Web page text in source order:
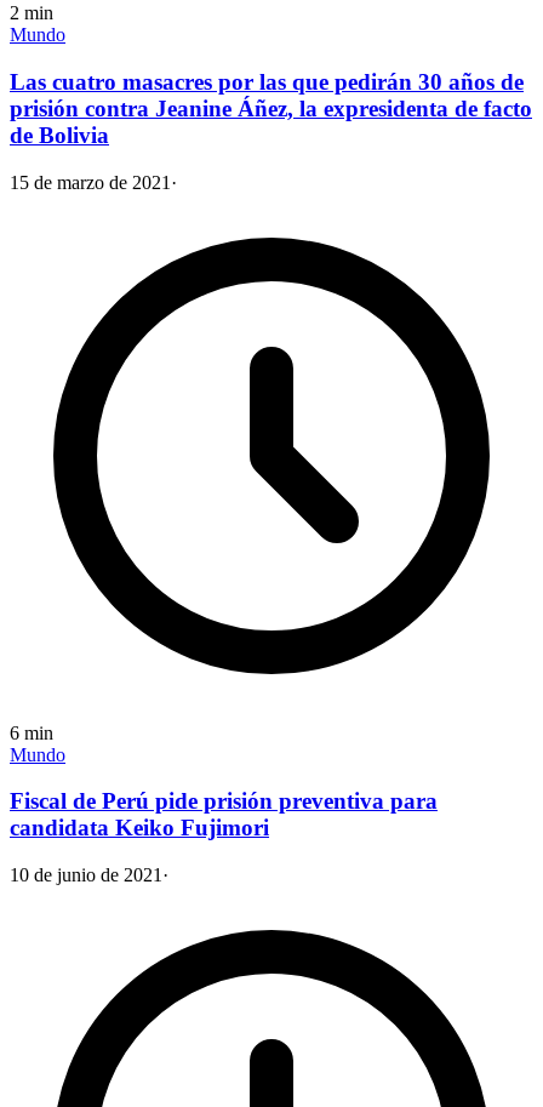
2 min
Mundo
Las cuatro masacres por las que pedirán 30 años de
prisión contra Jeanine Áñez, la expresidenta de facto
de Bolivia
15 de marzo de 2021 ·
6 min
Mundo
Fiscal de Perú pide prisión preventiva para
candidata Keiko Fujimori
10 de junio de 2021 ·